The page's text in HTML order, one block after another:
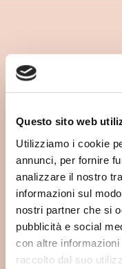
Questo sito web
Utilizziamo i cookie
annunci, per fornire
analizzare il nostro
informazioni sul
nostri partner che si
pubblicità e social
con altre
raccolto dal suo
Un capo
la
continua a
materia
attenzione
nei